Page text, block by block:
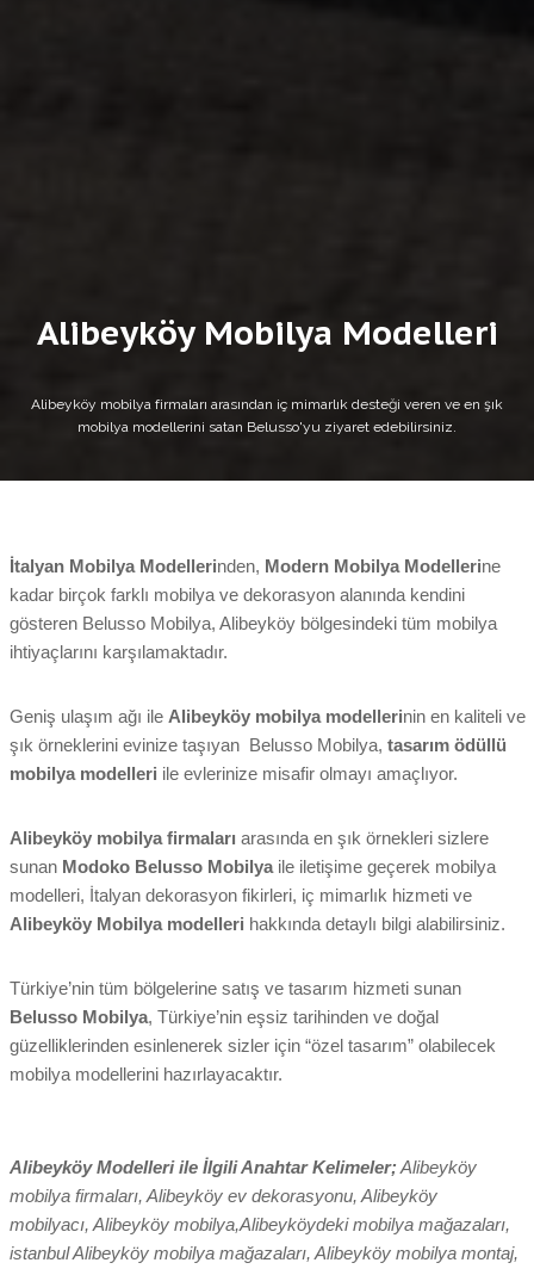
Alibeyköy Mobilya Modelleri
Alibeyköy mobilya firmaları arasından iç mimarlık desteği veren ve en şık
mobilya modellerini satan Belusso'yu ziyaret edebilirsiniz.
İtalyan Mobilya Modellerinden, Modern Mobilya Modellerine
kadar birçok farklı mobilya ve dekorasyon alanında kendini
gösteren Belusso Mobilya, Alibeyköy bölgesindeki tüm mobilya
ihtiyaçlarını karşılamaktadır.
Geniş ulaşım ağı ile Alibeyköy mobilya modellerinin en kaliteli ve
şık örneklerini evinize taşıyan Belusso Mobilya, tasarım ödüllü
mobilya modelleri ile evlerinize misafir olmayı amaçlıyor.
Alibeyköy mobilya firmaları arasında en şık örnekleri sizlere
sunanModoko Belusso Mobilyaile iletişime geçerek mobilya
modelleri, İtalyan dekorasyon fikirleri, iç mimarlık hizmeti ve
Alibeyköy Mobilya modelleri hakkında detaylı bilgi alabilirsiniz.
Türkiye’nin tüm bölgelerine satış ve tasarım hizmeti sunan
Belusso Mobilya, Türkiye’nin eşsiz tarihinden ve doğal
güzelliklerinden esinlenerek sizler için “özel tasarım” olabilecek
mobilya modellerini hazırlayacaktır.
Alibeyköy Modelleri ile İlgili Anahtar Kelimeler; Alibeyköy
mobilya firmaları, Alibeyköy ev dekorasyonu, Alibeyköy
mobilyacı, Alibeyköy mobilya,Alibeyköydeki mobilya mağazaları,
istanbul Alibeyköy mobilya mağazaları, Alibeyköy mobilya montaj,